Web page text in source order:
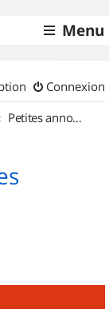
Menu
Connexion
Petites annonces